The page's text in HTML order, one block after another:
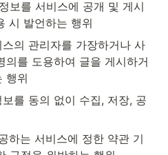
보를 서비스에 공개 및 게시
시 발언하는 행위
의 관리자를 가장하거나 사
의를 도용하여 글을 게시하거
행위
를 동의 없이 수집, 저장, 공
하는 서비스에 정한 약관 기